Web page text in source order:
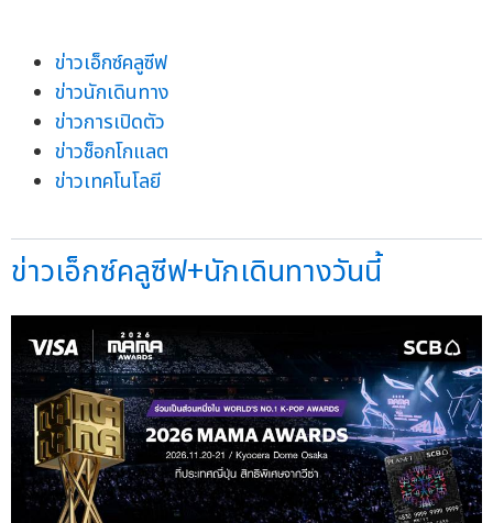
ข่าวเอ็กซ์คลูซีฟ
ข่าวนักเดินทาง
ข่าวการเปิดตัว
ข่าวช็อกโกแลต
ข่าวเทคโนโลยี
ข่าวเอ็กซ์คลูซีฟ+นักเดินทางวันนี้